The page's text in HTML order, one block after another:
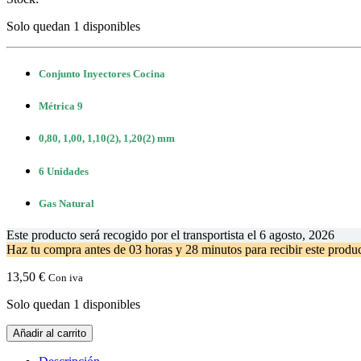
Solo quedan 1 disponibles
Conjunto Inyectores Cocina
Métrica 9
0,80, 1,00, 1,10(2), 1,20(2) mm
6 Unidades
Gas Natural
Este producto será recogido por el transportista el 6 agosto, 2026
Haz tu compra antes de 03 horas y 28 minutos para recibir este
13,50 € Con iva
Solo quedan 1 disponibles
Conjunto
Inyectores
Añadir al carrito